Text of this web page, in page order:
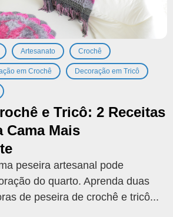
Artesanato Crochê
em Crochê Decoração em Tricô
e Tricô: 2 Receitas
Cama Mais
peseira artesanal pode
do quarto. Aprenda duas
de peseira de crochê e tricô...